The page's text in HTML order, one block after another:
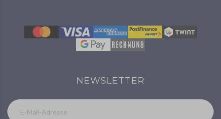
NEWSLETTER